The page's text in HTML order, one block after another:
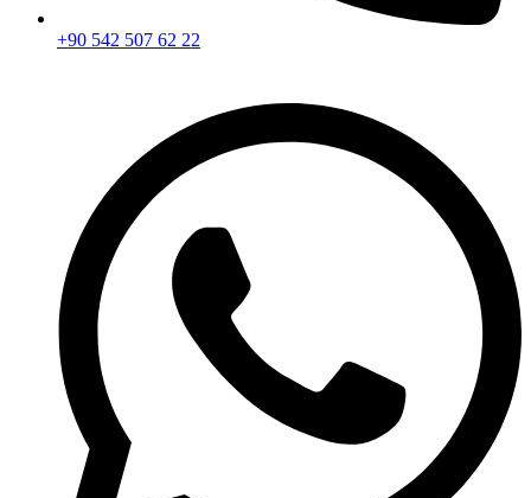
+90 542 507 62 22